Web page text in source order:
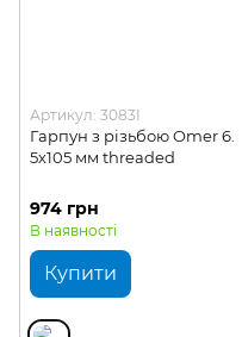
Артикул: 3083I
Гарпун з різьбою Omer 6.
5х105 мм threaded
974 грн
В наявності
Купити